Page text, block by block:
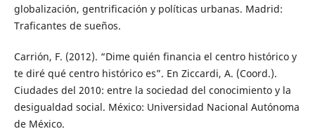
globalización, gentrificación y políticas urbanas. Madrid:
Traficantes de sueños.
Carrión, F. (2012). “Dime quién financia el centro histórico y
te diré qué centro histórico es”. En Ziccardi, A. (Coord.).
Ciudades del 2010: entre la sociedad del conocimiento y la
desigualdad social. México: Universidad Nacional Autónoma
de México.